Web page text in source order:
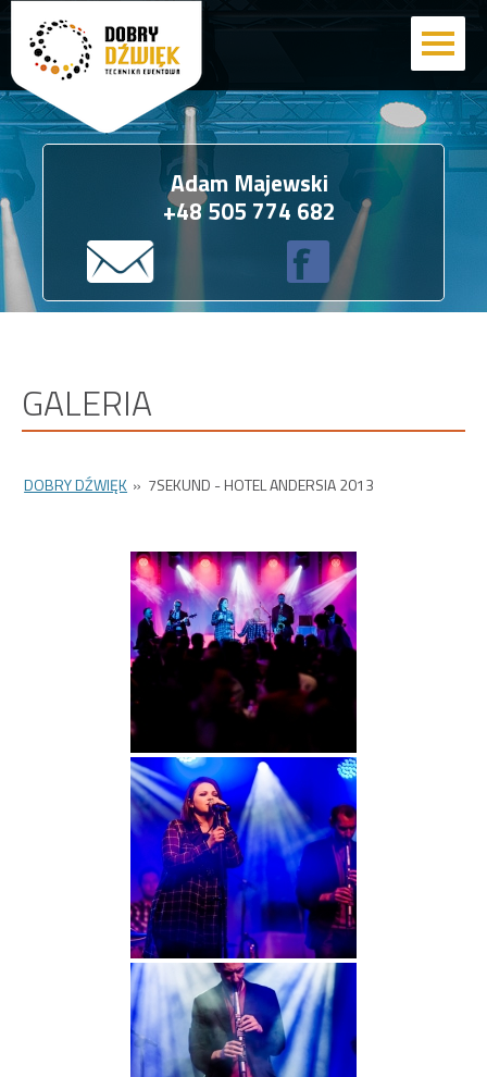
Adam Majewski
+48 505 774 682
GALERIA
DOBRY DŹWIĘK » 7SEKUND - HOTEL ANDERSIA 2013